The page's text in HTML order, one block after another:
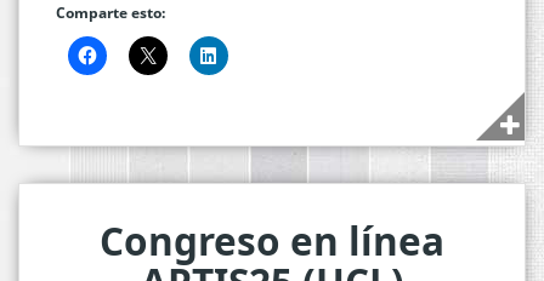
Comparte esto:
Congreso en línea